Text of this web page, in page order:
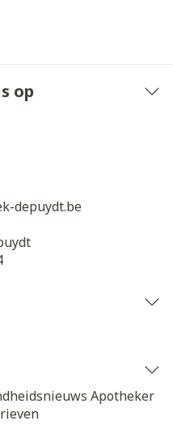
op
depuydt.be
Apotheker